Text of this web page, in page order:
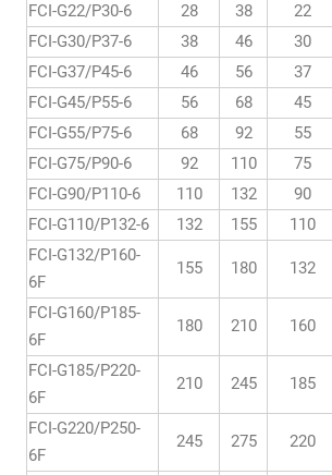
FCI-G22/P30-6
28 38 22
FCI-G30/P37-6
38 46 30
FCI-G37/P45-6
46 56 37
FCI-G45/P55-6
56 68 45
FCI-G55/P75-6
68 92 55
FCI-G75/P90-6
92 110 75
FCI-G90/P110-6
110 132 90
FCI-G110/P132-6
132 155 110
FCI-G132/P160-
6F
155 180 132
FCI-G160/P185-
6F
180 210 160
FCI-G185/P220-
6F
210 245 185
FCI-G220/P250-
6F
245 275 220